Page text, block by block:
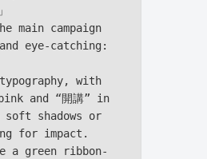
main campaign
eye-catching:
with
and “開講” in
shadows or
for impact.
a green ribbon-